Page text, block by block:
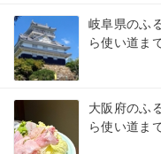
岐阜県のふ
ら使い道ま
大阪府のふ
ら使い道ま